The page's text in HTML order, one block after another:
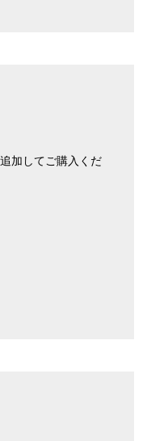
加してご購入くだ